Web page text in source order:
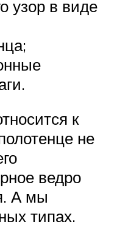
узор в виде
к
не
ведро
А мы
типах.